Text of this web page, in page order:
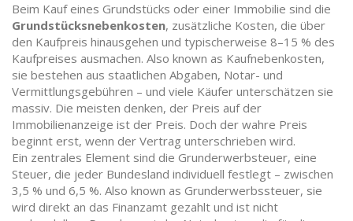
Beim Kauf eines Grundstücks oder einer Immobilie sind die
Grundstücksnebenkosten, zusätzliche Kosten, die über
den Kaufpreis hinausgehen und typischerweise 8–15 % des
Kaufpreises ausmachen. Also known as Kaufnebenkosten,
sie bestehen aus staatlichen Abgaben, Notar- und
Vermittlungsgebühren – und viele Käufer unterschätzen sie
massiv. Die meisten denken, der Preis auf der
Immobilienanzeige ist der Preis. Doch der wahre Preis
beginnt erst, wenn der Vertrag unterschrieben wird.
Ein zentrales Element sind die Grunderwerbsteuer, eine
Steuer, die jeder Bundesland individuell festlegt – zwischen
3,5 % und 6,5 %. Also known as Grunderwerbssteuer, sie
wird direkt an das Finanzamt gezahlt und ist nicht